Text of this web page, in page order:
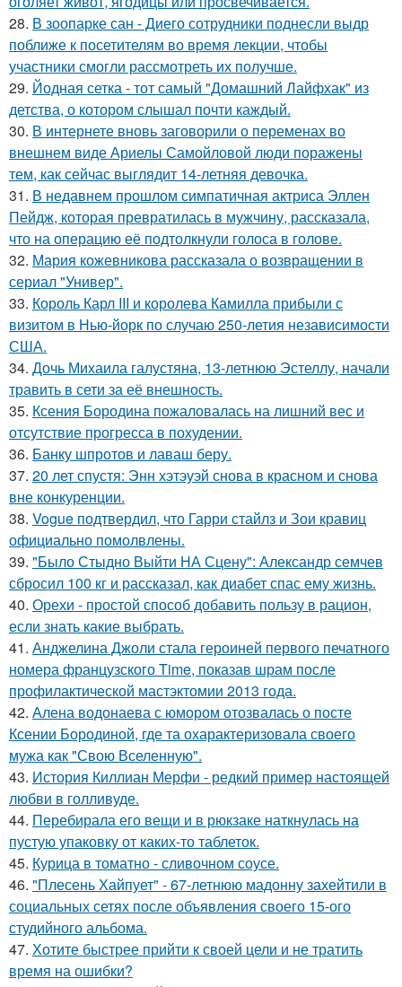
28. В зоопарке сан - Диего сотрудники поднесли выдр
поближе к посетителям во время лекции, чтобы
участники смогли рассмотреть их получше.
29. Йодная сетка - тот самый "Домашний Лайфхак" из
детства, о котором слышал почти каждый.
30. В интернете вновь заговорили о переменах во
внешнем виде Ариелы Самойловой люди поражены
тем, как сейчас выглядит 14-летняя девочка.
31. В недавнем прошлом симпатичная актриса Эллен
Пейдж, которая превратилась в мужчину, рассказала,
что на операцию её подтолкнули голоса в голове.
32. Мария кожевникова рассказала о возвращении в
сериал "Универ".
33. Король Карл III и королева Камилла прибыли с
визитом в Нью-йорк по случаю 250-летия независимости
США.
34. Дочь Михаила галустяна, 13-летнюю Эстеллу, начали
травить в сети за её внешность.
35. Ксения Бородина пожаловалась на лишний вес и
отсутствие прогресса в похудении.
36. Банку шпротов и лаваш беру.
37. 20 лет спустя: Энн хэтэуэй снова в красном и снова
вне конкуренции.
38. Vogue подтвердил, что Гарри стайлз и Зои кравиц
официально помолвлены.
39. "Было Стыдно Выйти НА Сцену": Александр семчев
сбросил 100 кг и рассказал, как диабет спас ему жизнь.
40. Орехи - простой способ добавить пользу в рацион,
если знать какие выбрать.
41. Анджелина Джоли стала героиней первого печатного
номера французского Time, показав шрам после
профилактической мастэктомии 2013 года.
42. Алена водонаева с юмором отозвалась о посте
Ксении Бородиной, где та охарактеризовала своего
мужа как "Свою Вселенную".
43. История Киллиан Мерфи - редкий пример настоящей
любви в голливуде.
44. Перебирала его вещи и в рюкзаке наткнулась на
пустую упаковку от каких-то таблеток.
45. Курица в томатно - сливочном соусе.
46. "Плесень Хайпует" - 67-летнюю мадонну захейтили в
социальных сетях после объявления своего 15-ого
студийного альбома.
47. Хотите быстрее прийти к своей цели и не тратить
время на ошибки?